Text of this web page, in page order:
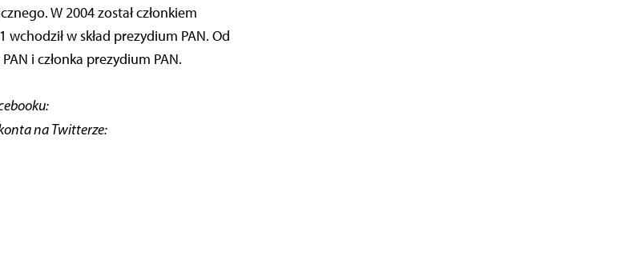
W 2004 został członkiem
w skład prezydium PAN. Od
i członka prezydium PAN.
na Twitterze: